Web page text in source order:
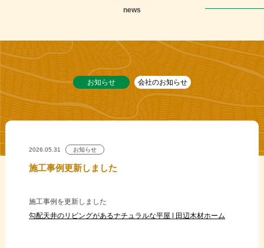
news
お知らせ 会社のお知らせ
2026.05.31 お知らせ
施工事例更新しました
施工事例を更新しました
勾配天井のリビングがあるナチュラルな平屋 | 田辺木材ホーム